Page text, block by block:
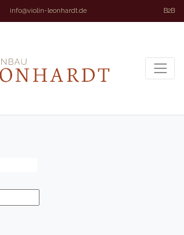
info@violin-leonhardt.de B2B